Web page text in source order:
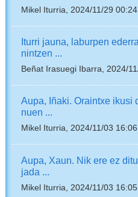
Mikel Iturria, 2024/11/29 00:24
Iturri jauna, laburpen
nintzen ...
Beñat Irasuegi Ibarra, 2024/
Aupa, Iñaki. Oraintxe ikusi
nuen ...
Mikel Iturria, 2024/11/03 16:06
Aupa, Xaun. Nik ere ez
jada ...
Mikel Iturria, 2024/11/03 16:05